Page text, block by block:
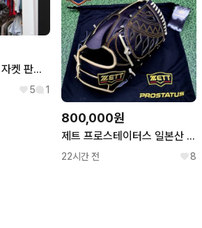
아비렉스 A-2 가죽 자켓 판매합니다
5 1
800,000원
제트 프로스테이터스 일본산 최상급오더 투수글러브 12.2인치 인치업
22시간 전 8